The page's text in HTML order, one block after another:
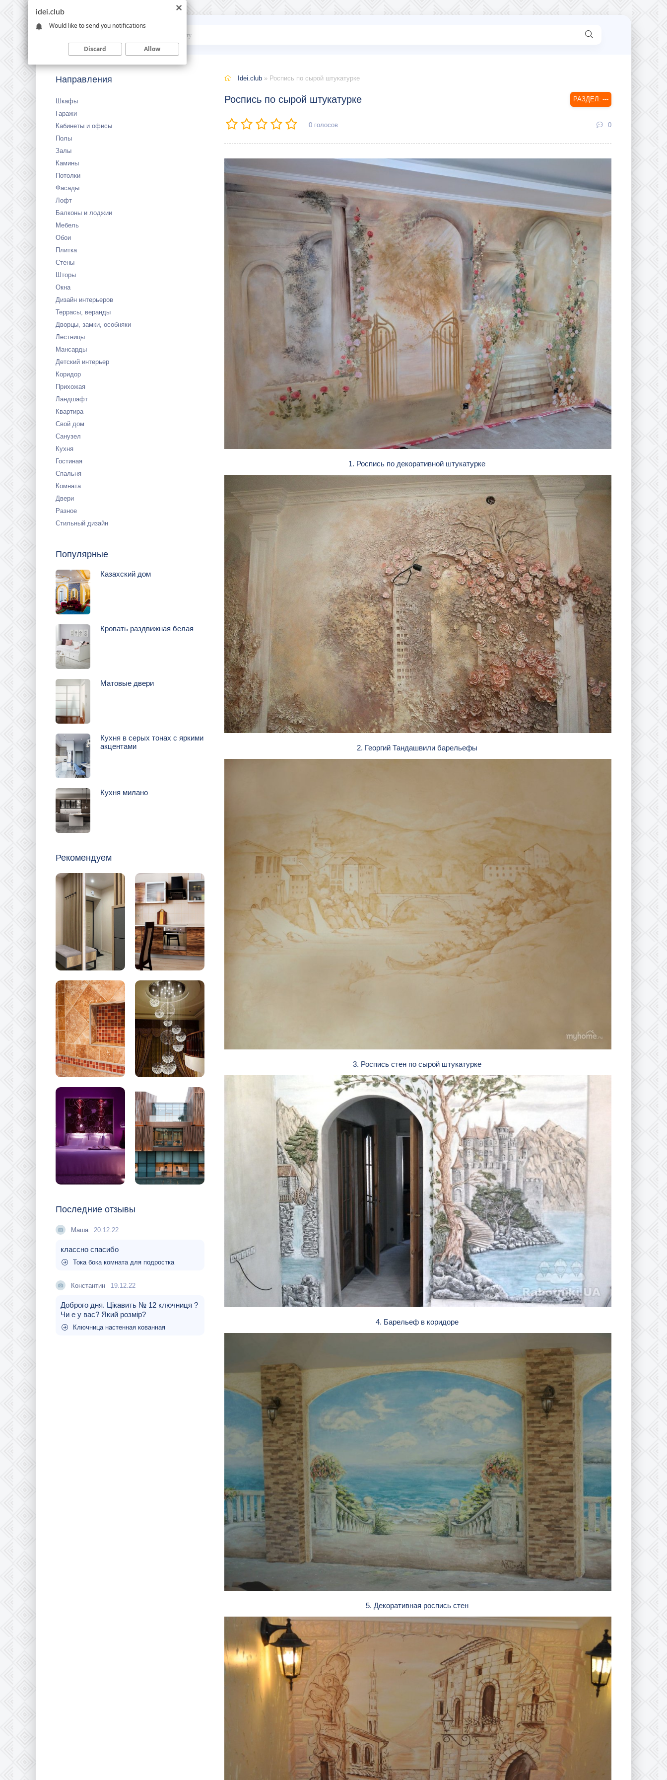
Idei
Направления
Шкафы
Гаражи
Кабинеты и офисы
Полы
Залы
Камины
Потолки
Фасады
Лофт
Балконы и лоджии
Мебель
Обои
Плитка
Стены
Шторы
Окна
Дизайн интерьеров
Террасы, веранды
Дворцы, замки, особняки
Лестницы
Мансарды
Детский интерьер
Коридор
Прихожая
Ландшафт
Квартира
Свой дом
Санузел
Кухня
Гостиная
Спальня
Комната
Двери
Разное
Стильный дизайн
Популярные
Казахский дом
Кровать раздвижная белая
Матовые двери
Кухня в серых тонах с яркими
акцентами
Кухня милано
Рекомендуем
Последние отзывы
Маша 20.12.22
классно спасибо
Тока бока комната для подростка
Константин 19.12.22
Доброго дня. Цікавить № 12 ключниця ?
Чи е у вас? Який розмір?
Ключница настенная кованная
Idei.club » Роспись по сырой штукатурке
Роспись по сырой штукатурке ---
0 голосов 0
1. Роспись по декоративной штукатурке
2. Георгий Тандашвили барельефы
3. Роспись стен по сырой штукатурке
4. Барельеф в коридоре
5. Декоративная роспись стен
idei.club
Would like to send you notifications
Discard Allow